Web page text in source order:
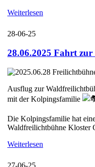
Weiterlesen
28-06-25
28.06.2025 Fahrt
Ausflug zur
mit der Kolpingsfamilie
Die Kolpingsfamilie hat
Waldfreilichtbühne Kloster
Weiterlesen
27-06-25